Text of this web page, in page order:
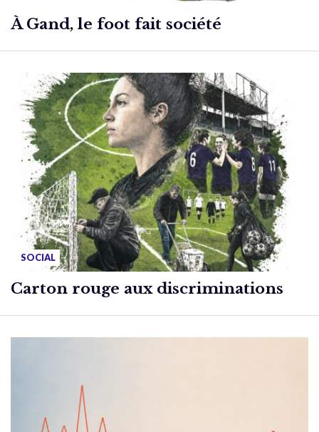
À Gand, le foot fait société
SOCIAL
Carton rouge aux discriminations